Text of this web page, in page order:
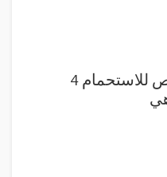
موزع ورق التواليت الجص للاستحمام 4